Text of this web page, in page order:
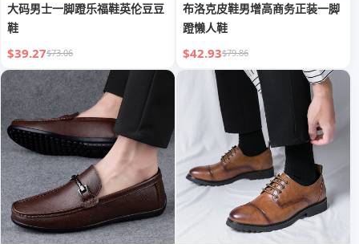
大码男士一脚蹬乐福鞋英伦豆豆
鞋
$39.27$73.06
布洛克皮鞋男增高商务正装一脚
蹬懒人鞋
$42.93$79.86